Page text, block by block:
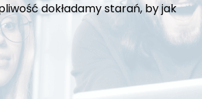
dokładamy starań, by jak